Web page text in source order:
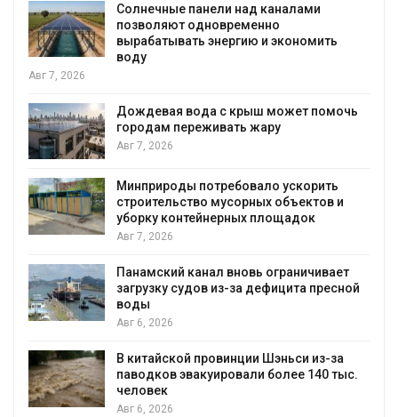
Солнечные панели над каналами
позволяют одновременно
вырабатывать энергию и экономить
воду
Авг 7, 2026
Дождевая вода с крыш может помочь
городам переживать жару
Авг 7, 2026
Минприроды потребовало ускорить
строительство мусорных объектов и
уборку контейнерных площадок
Авг 7, 2026
Панамский канал вновь ограничивает
загрузку судов из-за дефицита пресной
воды
Авг 6, 2026
В китайской провинции Шэньси из-за
паводков эвакуировали более 140 тыс.
человек
Авг 6, 2026